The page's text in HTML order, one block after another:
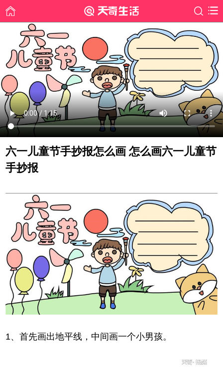
六一儿童节手抄报怎么画 怎么画六一儿童节
手抄报
1、首先画出地平线，中间画一个小男孩。